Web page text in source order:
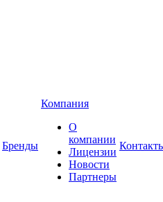
Бренды
Компания
О
компании
Лицензии
Новости
Партнеры